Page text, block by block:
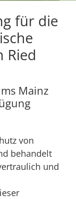
für die
Ried
Mainz
von
behandelt
und